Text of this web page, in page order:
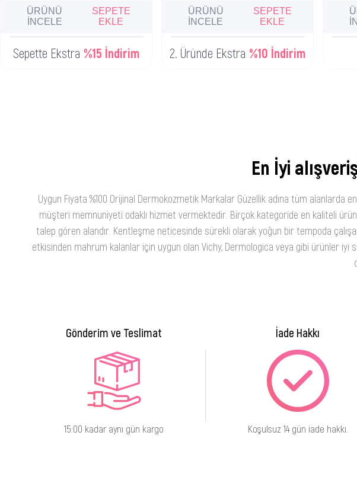
Sepette Ekstra %15 İndirim
ÜRÜNÜ
İNCELE
SEPETE
EKLE
2. Üründe Ekstra %10 İndirim
ÜRÜNÜ
İNCELE
SEPETE
EKLE
En İyi
Uygun Fiyata %100 Orijinal Dermokozmetik Markalar Güzellik adına tüm
müşteri memnuniyeti odaklı hizmet vermektedir. Birçok kategoride en kaliteli
talep gören alandır. Kentleşme neticesinde sürekli olarak yoğun bir tempoda
etkisinden mahrum kalanlar için uygun olan Vichy, Dermologica veya gibi ürünler
Gönderim ve Teslimat
15:00 kadar aynı gün kargo
İade Hakkı
Koşulsuz 14 gün iade hakkı.